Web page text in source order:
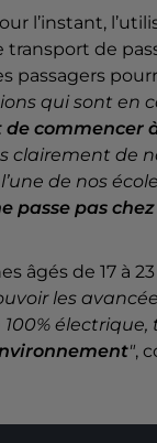
l’instant,
de
passagers
qui sont en
commencer
clairement de
de nos
passe pas
âgés de 17 à
les
électrique,
",